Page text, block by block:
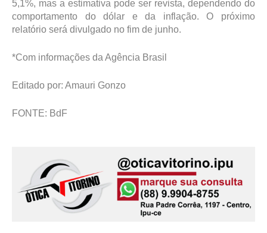
5,1%, mas a estimativa pode ser revista, dependendo do
comportamento do dólar e da inflação. O próximo
relatório será divulgado no fim de junho.
*Com informações da Agência Brasil
Editado por: Amauri Gonzo
FONTE: BdF